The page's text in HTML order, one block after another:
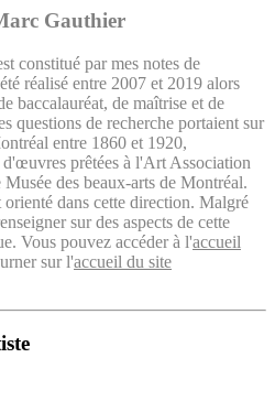
Gauthier
constitué par mes notes de
réalisé entre 2007 et 2019 alors
baccalauréat, de maîtrise et de
questions de recherche portaient sur
entre 1860 et 1920,
prêtées à l'Art Association
des beaux-arts de Montréal.
dans cette direction. Malgré
sur des aspects de cette
Vous pouvez accéder à l'accueil
sur l'accueil du site